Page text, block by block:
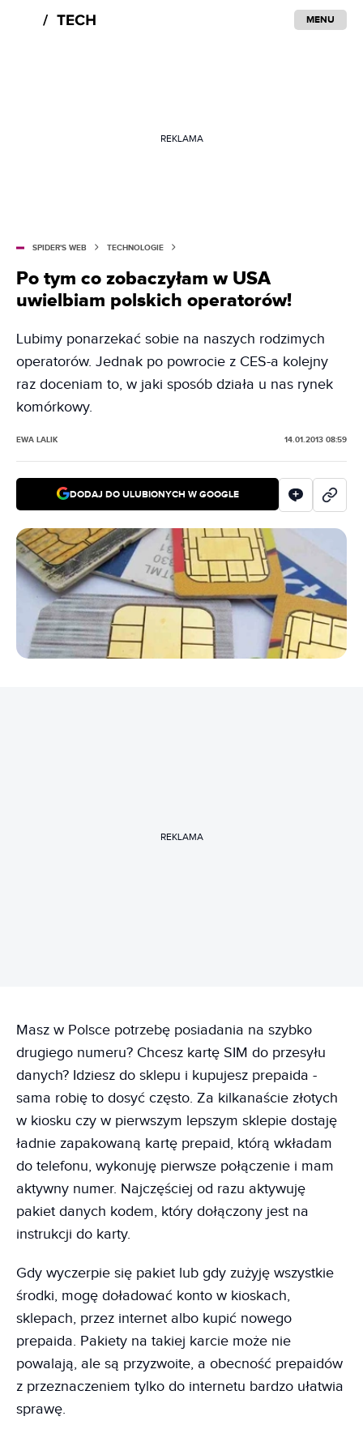
MENU
REKLAMA
SPIDER'S WEB TECHNOLOGIE
Po tym co zobaczyłam w USA
uwielbiam polskich operatorów!
Lubimy ponarzekać sobie na naszych rodzimych
operatorów. Jednak po powrocie z CES-a kolejny
raz doceniam to, w jaki sposób działa u nas rynek
komórkowy.
EWA LALIK 14.01.2013 08:59
DODAJ DO ULUBIONYCH W GOOGLE
REKLAMA
Masz w Polsce potrzebę posiadania na szybko
drugiego numeru? Chcesz kartę SIM do przesyłu
danych? Idziesz do sklepu i kupujesz prepaida -
sama robię to dosyć często. Za kilkanaście złotych
w kiosku czy w pierwszym lepszym sklepie dostaję
ładnie zapakowaną kartę prepaid, którą wkładam
do telefonu, wykonuję pierwsze połączenie i mam
aktywny numer. Najczęściej od razu aktywuję
pakiet danych kodem, który dołączony jest na
instrukcji do karty.
Gdy wyczerpie się pakiet lub gdy zużyję wszystkie
środki, mogę doładować konto w kioskach,
sklepach, przez internet albo kupić nowego
prepaida. Pakiety na takiej karcie może nie
powalają, ale są przyzwoite, a obecność prepaidów
z przeznaczeniem tylko do internetu bardzo ułatwia
sprawę.